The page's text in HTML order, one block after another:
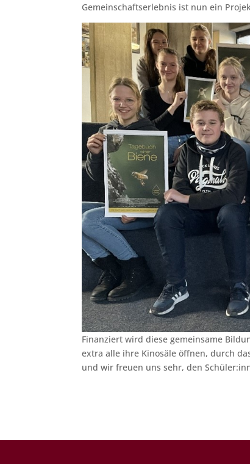
Gemeinschaftserlebnis ist nun ein
Finanziert wird diese gemeinsame
extra alle ihre Kinosäle öffnen, durch
und wir freuen uns sehr, den